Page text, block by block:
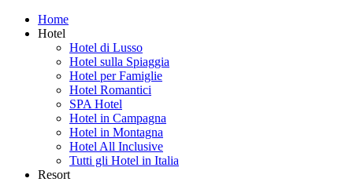
Home
Hotel
Hotel di Lusso
Hotel sulla Spiaggia
Hotel per Famiglie
Hotel Romantici
SPA Hotel
Hotel in Campagna
Hotel in Montagna
Hotel All Inclusive
Tutti gli Hotel in Italia
Resort